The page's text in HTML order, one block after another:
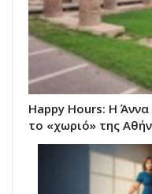
Happy Hours: Η
το «χωριό» της